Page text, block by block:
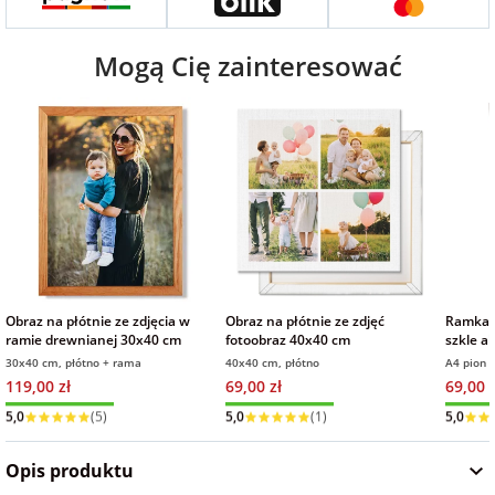
opakowania
na Dzień
na Dzień Kobiet
na walentynki
na mikołajki
na prezent
świąteczny
na Dzień Babci i
Dziadka
dla przyjaciółki
dla przyjaciela
Mogą Cię zainteresować
Obraz na płótnie ze zdjęcia w
ramie drewnianej 30x40 cm
30x40 cm, płótno + rama
119,00 zł
Wysyłka w 1 dzień
Obraz na płótnie ze zdjęć
fotoobraz 40x40 cm
40x40 cm, płótno
69,00 zł
Wysyłka w 1 dzień
Ramka
szkle
A4 pion
69,00
Opis produktu